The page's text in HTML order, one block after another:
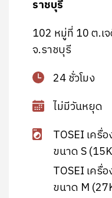
ราชบุรี
102 หมู่ที่ 10 ต.เ
จ.ราชบุรี
24 ชั่วโมง
ไม่มีวันหยุด
TOSEI เครื่
ขนาด S
TOSEI เครื่
ขนาด M